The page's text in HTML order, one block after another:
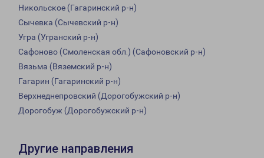
Никольское (Гагаринский р-н)
Сычевка (Сычевский р-н)
Угра (Угранский р-н)
Сафоново (Смоленская обл.) (Сафоновский р-н)
Вязьма (Вяземский р-н)
Гагарин (Гагаринский р-н)
Верхнеднепровский (Дорогобужский р-н)
Дорогобуж (Дорогобужский р-н)
Другие направления